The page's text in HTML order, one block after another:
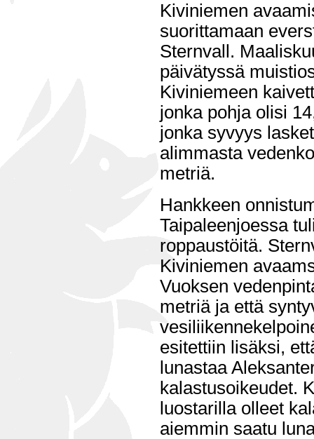
Kiviniemen
suorittamaan
Sternvall.
päivätyssä
Kiviniemeen
jonka pohja olisi
jonka syvyys
alimmasta
metriä.
Hankkeen
Taipaleenjoessa
roppaustöitä.
Kiviniemen
Vuoksen
metriä ja että
esitettiin lisäksi,
lunastaa
kalastusoikeudet.
luostarilla olleet
aiemmin saatu